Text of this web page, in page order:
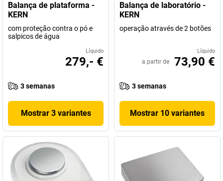
Balança de plataforma -
KERN
com proteção contra o pó e
salpicos de água
Líquido
279,- €
3 semanas
Mostrar 3 variantes
Balança de laboratório -
KERN
operação através de 2 botões
Líquido
a partir de 73,90 €
3 semanas
Mostrar 10 variantes